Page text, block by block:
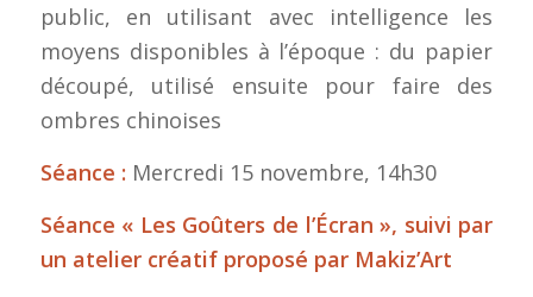
public, en utilisant avec intelligence les
moyens disponibles à l’époque : du papier
découpé, utilisé ensuite pour faire des
ombres chinoises
Séance : Mercredi 15 novembre, 14h30
Séance « Les Goûters de l’Écran », suivi par
un atelier créatif proposé par Makiz’Art